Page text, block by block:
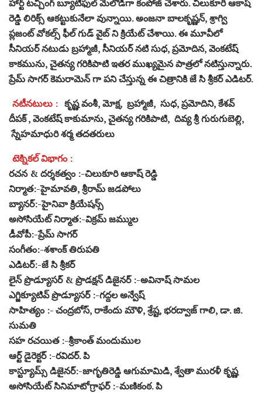
హార్ట్ టచ్చింగ్ బ్యూటీఫుల్ మెలోడీగా కంపోజ్ చేశారు. చిలుకూరి ఆకాష్
రెడ్డి లిరిక్స్ ఆకట్టుకునేలా వున్నాయి. అంజనా బాలకృష్ణన్, శ్రాగ్వి
ప్లజంట్ వోకల్స్ ఫీల్ గుడ్ వైబ్ ని క్రియేట్ చేశాయి. ఈ మూవీలో
సీనియర్ నటుడు బ్రహ్మాజీ, సీనియర్ నటి సుధ, ప్రమోదిన, వెంకటేష్
కాకమును, చైతన్య గరికిపాటి ఇతర ముఖ్యమైన పాత్రలో నటిస్తున్నారు.
ప్రేమ్ సాగర్ కెమరామెన్ గా పని చేస్తున్న ఈ చిత్రానికి జే సి శ్రీకర్ ఎడిటర్.
నటీనటులు : కృష్ణ వంశీ, మోక్ష, బ్రహ్మాజీ, సుధ, ప్రమోదిని, కేశవ్
దీపక్ , వెంకటేష్ కాకుమాను, చైతన్య గరికిపాటి, దివ్య శ్రీ గురుగుబెల్లి,
స్నేహమాధురి శర్మ తదతరులు
టెక్నికల్ విభాగం :
రచన & దర్శకత్వం :-చిలుకూరి ఆకాష్ రెడ్డి
నిర్మాత:-హైమావతి, శ్రీరామ్ జడపోలు
బ్యానర్:-హైనివా క్రియేషన్స్
అసోసియేట్ నిర్మాత:-విక్రమ్ జమ్ముల
డీవోపీ:-ప్రేమ్ సాగర్
సంగీతం:-శశాంక్ తిరుపతి
ఎడిటర్:-జే సి శ్రీకర్
లైన్ ప్రొడ్యూసర్ & ప్రొడక్షన్ డిజైనర్ :-అవినాష్ సామల
ఎగ్జిక్యూటివ్ ప్రొడ్యూసర్ :-గద్దల అన్వేష్
సాహిత్యం :- చంద్రబోస్, రాకేందు మౌళి, శ్రేష్ట, భరద్వాజ్ గాలి, డా. జి.
సుమతి
సహ రచయిత :-శ్రీకాంత్ మందుముల
ఆర్ట్ డైరెక్టర్ :-రవిదర్. పి
కాస్ట్యూమ్స్ డిజైనర్:-జాగృతిరెడ్డి ఆగుమామిడి, శ్వేతా మురళీ కృష్ణ
అసోసియేట్ సినిమాటోగ్రాఫర్ :-మణికంఠ. పి